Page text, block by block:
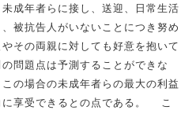
成年者らに接し、送迎、日常生活
被抗告人がいないことにつき努め
その両親に対しても好意を抱いて
問題点は予測することができな
の場合の未成年者らの最大の利益
に享受できるとの点である。 こ